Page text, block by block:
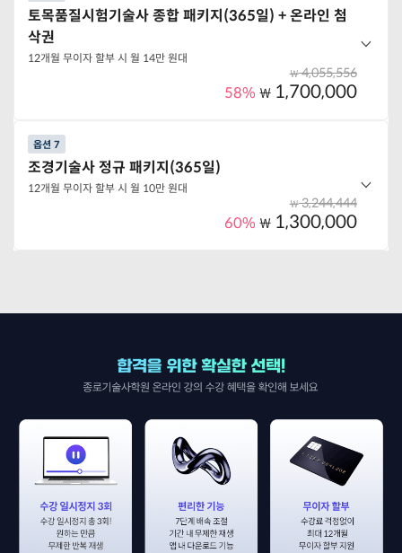
이석훈 교수의 공조냉동기계기술사 정규반
이석훈 교수의 공조냉동기계기술사 모의고사반
이석훈 교수의 공조냉동기계기술사 법규계산특강
토목품질시험기술사 종합 패키지(365일) + 온라인 첨
삭권
12개월 무이자 할부 시 월 14만 원대
₩4,055,556
58% ₩1,700,000
옵션 구성
서울대 권교수의 <정규반> 토목품질시험기술사
서울대 권교수의 <모의반> 토목품질시험기술사
옵션 7
조경기술사 정규 패키지(365일)
12개월 무이자 할부 시 월 10만 원대
₩3,244,444
60% ₩1,300,000
옵션 선택하기